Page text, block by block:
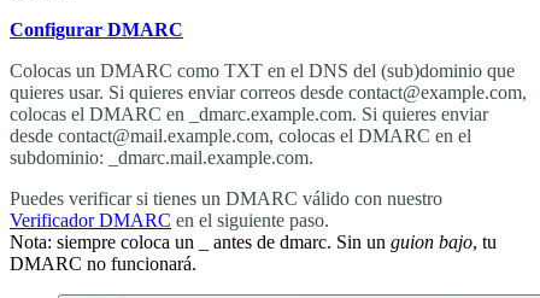
Configurar DMARC
Colocas un DMARC como TXT en el DNS del (sub)dominio que
quieres usar. Si quieres enviar correos desde contact@example.com,
colocas el DMARC en
_dmarc.example.com. Si quieres enviar
desde contact@mail.example.com, colocas el DMARC en el
subdominio:
_dmarc.mail.example.com.
Puedes verificar si tienes un DMARC válido con nuestro
Verificador DMARC en el siguiente paso.
Nota: siempre coloca un _ antes de dmarc. Sin un guion bajo, tu
DMARC no funcionará.